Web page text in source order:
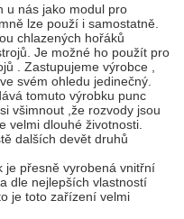
u nás jako modul pro
lze použí i samostatně.
chlazených hořáků
Je možné ho použít pro
. Zastupujeme výrobce ,
svém ohledu jedinečný.
tomuto výrobku punc
všimnout ,že rozvody jsou
velmi dlouhé životnosti.
dalších devět druhů
je přesně vyrobená vnitřní
dle nejlepších vlastností
je toto zařízení velmi